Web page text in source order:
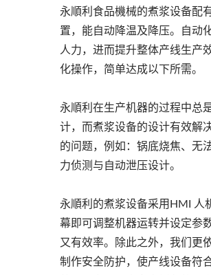
永順利食品機械的煮浆设备配
置，能自动降温及降压。自动
人力，进而提升整体产线生产
化操作，简单达成以下所需。
永順利在生产机器的过程中总
计，而煮浆设备的设计有效解
的问题，例如：锅底烧焦、无
力侦测与自动泄压设计。
永順利的煮浆设备采用HMI 人
幕即可调整机器运转并设定参
又有效率。除此之外，我们更
制作安全防护，使产线设备符